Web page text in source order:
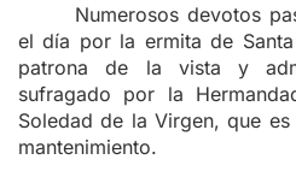
Numerosos devotos
el día por la ermita de
patrona de la vista y
sufragado por la
Soledad de la Virgen, que
mantenimiento.